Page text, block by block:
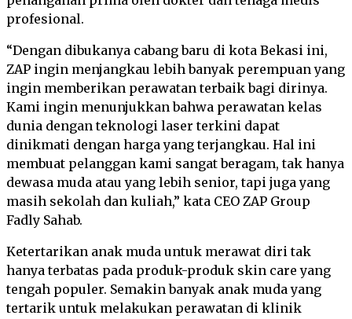
profesional.
“Dengan dibukanya cabang baru di kota Bekasi ini,
ZAP ingin menjangkau lebih banyak perempuan yang
ingin memberikan perawatan terbaik bagi dirinya.
Kami ingin menunjukkan bahwa perawatan kelas
dunia dengan teknologi laser terkini dapat
dinikmati dengan harga yang terjangkau. Hal ini
membuat pelanggan kami sangat beragam, tak hanya
dewasa muda atau yang lebih senior, tapi juga yang
masih sekolah dan kuliah,” kata CEO ZAP Group
Fadly Sahab.
Ketertarikan anak muda untuk merawat diri tak
hanya terbatas pada produk-produk skin care yang
tengah populer. Semakin banyak anak muda yang
tertarik untuk melakukan perawatan di klinik